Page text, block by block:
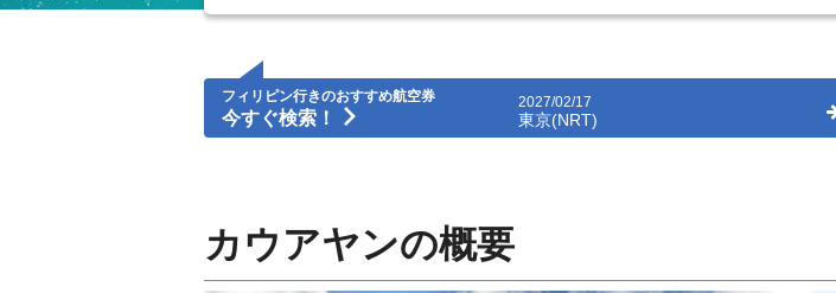
フィリピン行きのおすすめ航空券
今すぐ検索！
2027/02/17
東京(NRT)
カウアヤンの概要